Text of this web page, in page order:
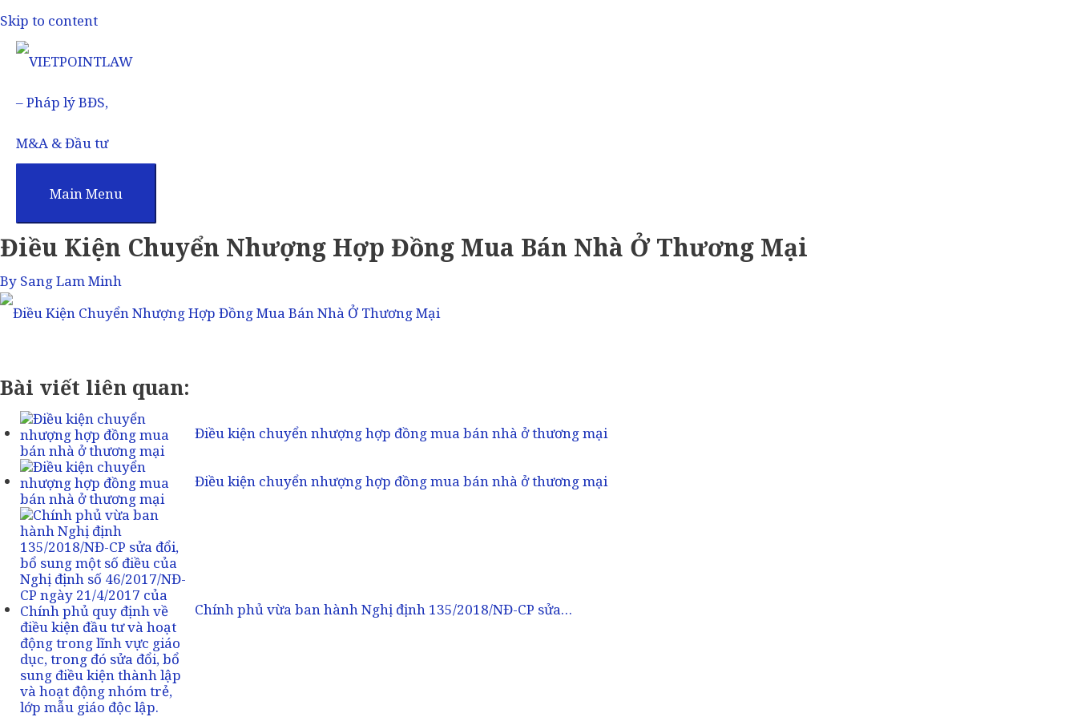
Skip to content
Main Menu
Điều Kiện Chuyển Nhượng Hợp Đồng Mua Bán Nhà Ở Thương Mại
By Sang Lam Minh
Bài viết liên quan:
Điều kiện chuyển nhượng hợp đồng mua bán nhà ở thương mại
Điều kiện chuyển nhượng hợp đồng mua bán nhà ở thương mại
Chính phủ vừa ban hành Nghị định 135/2018/NĐ-CP sửa…